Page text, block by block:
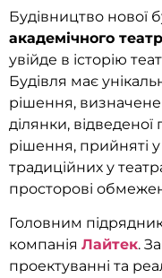
Будівництво нової
академічного
увійде в історію
Будівля має
рішення,
ділянки,
рішення, прийняті у
традиційних у
просторові
Головним
компанія Лайтек.
проектуванні та